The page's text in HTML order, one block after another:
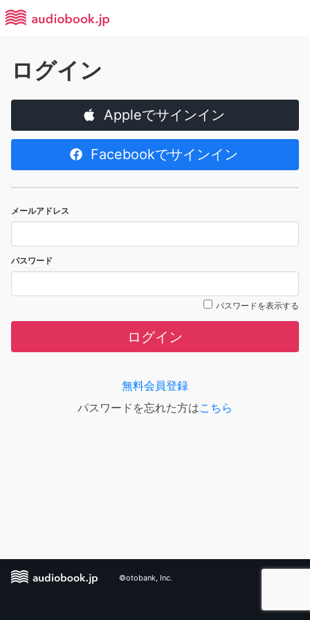
ログイン
Appleでサインイン
Facebookでサインイン
メールアドレス
パスワード
パスワードを表示する
ログイン
無料会員登録
パスワードを忘れた方はこちら
©otobank, Inc.